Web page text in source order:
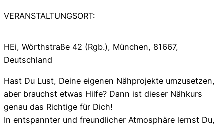
VERANSTALTUNGSORT:
HEi, Wörthstraße 42 (Rgb.), München, 81667,
Deutschland
Hast Du Lust, Deine eigenen Nähprojekte umzusetzen,
aber brauchst etwas Hilfe? Dann ist dieser Nähkurs
genau das Richtige für Dich!
In entspannter und freundlicher Atmosphäre lernst Du,